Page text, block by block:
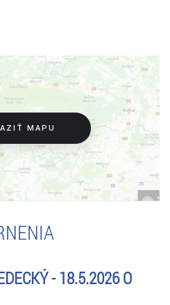
MAPU
- 18.5.2026 O